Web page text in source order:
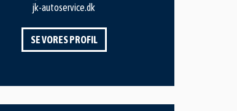
jk-autoservice.dk
SE VORES PROFIL